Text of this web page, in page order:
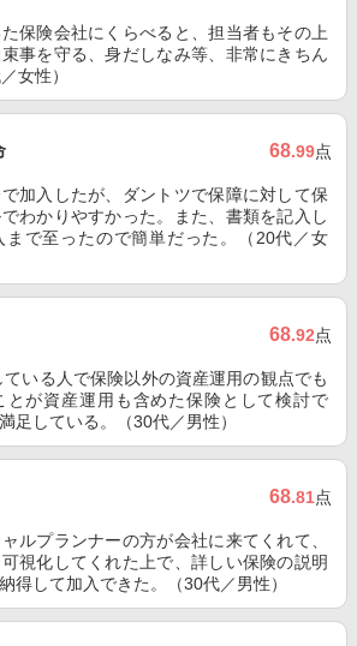
保険会社にくらべると、担当者もその上
事を守る、身だしなみ等、非常にきちん
女性）
68.99点
加入したが、ダントツで保障に対して保
わかりやすかった。また、書類を記入し
まで至ったので簡単だった。（20代／女
68.92点
いる人で保険以外の資産運用の観点でも
とが資産運用も含めた保険として検討で
足している。（30代／男性）
68.81点
ルプランナーの方が会社に来てくれて、
視化してくれた上で、詳しい保険の説明
得して加入できた。（30代／男性）